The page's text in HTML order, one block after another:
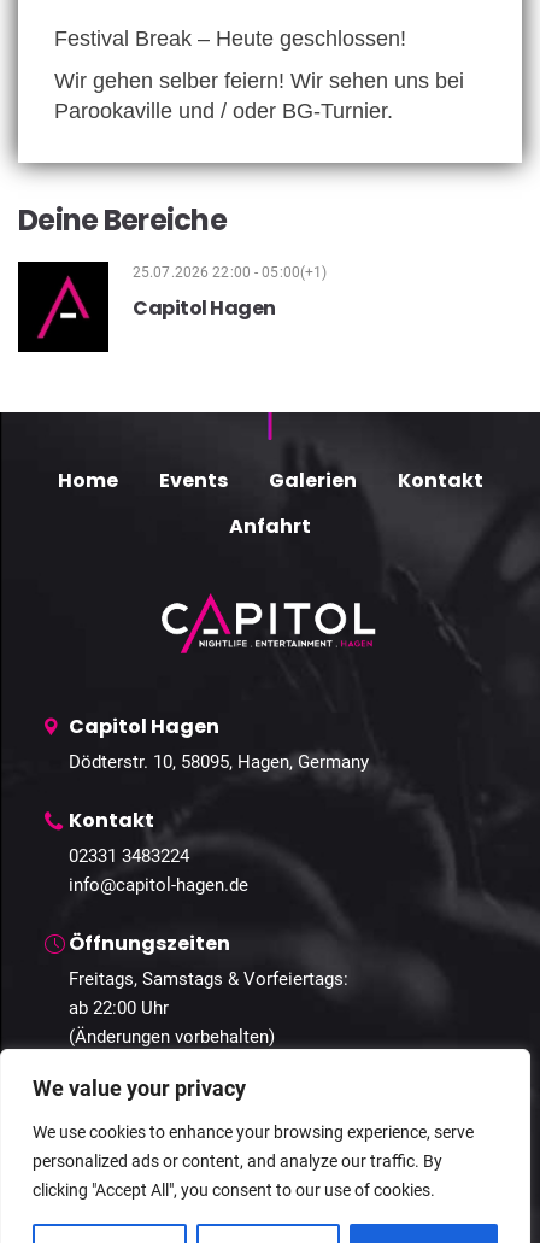
We value your privacy
We use cookies to enhance your browsing experience, serve
personalized ads or content, and analyze our traffic. By
clicking "Accept All", you consent to our use of cookies.
Festival Break – Heute geschlossen!
Wir gehen selber feiern! Wir sehen uns bei
Parookaville und / oder BG-Turnier.
Deine Bereiche
25.07.2026 22:00 - 05:00(+1)
Capitol Hagen
Home Events Galerien
Kontakt
Anfahrt
Capitol Hagen
Dödterstr. 10, 58095, Hagen, Germany
Kontakt
02331 3483224
info@capitol-hagen.de
Öffnungszeiten
Freitags, Samstags & Vorfeiertags:
ab 22:00 Uhr
(Änderungen vorbehalten)
© 2025 Capitol Hagen. Alle Rechte vorbehalten.
Datenschutz Geschäftsbedingungen